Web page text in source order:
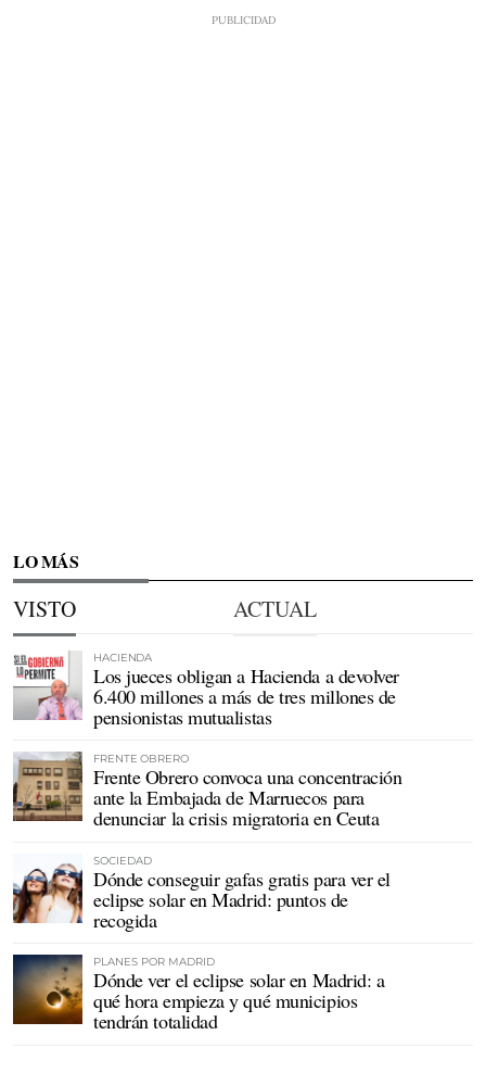
LO MÁS
VISTO ACTUAL
HACIENDA
Los jueces obligan a Hacienda a devolver
6.400 millones a más de tres millones de
pensionistas mutualistas
FRENTE OBRERO
Frente Obrero convoca una concentración
ante la Embajada de Marruecos para
denunciar la crisis migratoria en Ceuta
SOCIEDAD
Dónde conseguir gafas gratis para ver el
eclipse solar en Madrid: puntos de
recogida
PLANES POR MADRID
Dónde ver el eclipse solar en Madrid: a
qué hora empieza y qué municipios
tendrán totalidad